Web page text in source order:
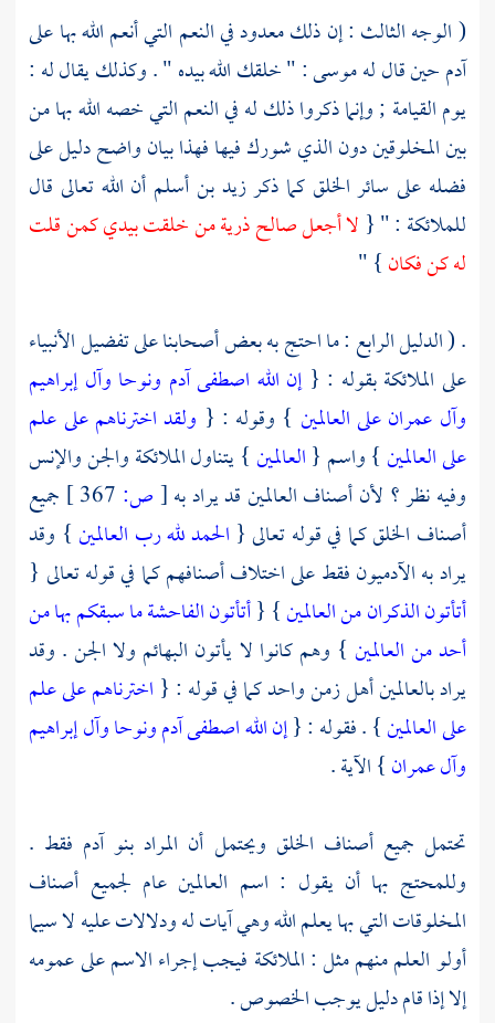
( الوجه الثالث : إن ذلك معدود في النعم التي أنعم الله بها على
آدمحين قال لهموسى: " خلقك الله بيده " . وكذلك يقال له :
يوم القيامة ; وإنما ذكروا ذلك له في النعم التي خصه الله بها من
بين المخلوقين دون الذي شورك فيها فهذا بيان واضح دليل على
فضله على سائر الخلق كما ذكرزيد بن أسلم أن الله تعالى قال
للملائكة : " { لا أجعل صالح ذرية من خلقت بيدي كمن قلت
له كن فكان} "
. ( الدليل الرابع : ما احتج به بعض أصحابنا على تفضيل الأنبياء
على الملائكة بقوله : {إن الله اصطفى آدم ونوحا وآل إبراهيم
وآل عمران على العالمين } وقوله : { ولقد اخترناهم على علم
على العالمين} واسم {العالمين} يتناول الملائكة والجن والإنس
وفيه نظر ؟ لأن أصناف العالمين قد يراد به[ص:
جميع
أصناف الخلق كما في قوله تعالى { الحمد لله رب العالمين} وقد
يراد به الآدميون فقط على اختلاف أصنافهم كما في قوله تعالى {
أتأتون الذكران من العالمين} {أتأتون الفاحشة ما سبقكم بها من
أحد من العالمين } وهم كانوا لا يأتون البهائم ولا الجن . وقد
يراد بالعالمين أهل زمن واحد كما في قوله : { اخترناهم على علم
على العالمين} . فقوله : {إن الله اصطفى آدم ونوحا وآل إبراهيم
وآل عمران} الآية .
تحتمل جميع أصناف الخلق ويحتمل أن المراد بنو آدم فقط .
وللمحتج بها أن يقول : اسم العالمين عام لجميع أصناف
المخلوقات التي بها يعلم الله وهي آيات له ودلالات عليه لا سيما
أولو العلم منهم مثل : الملائكة فيجب إجراء الاسم على عمومه
إلا إذا قام دليل يوجب الخصوص .